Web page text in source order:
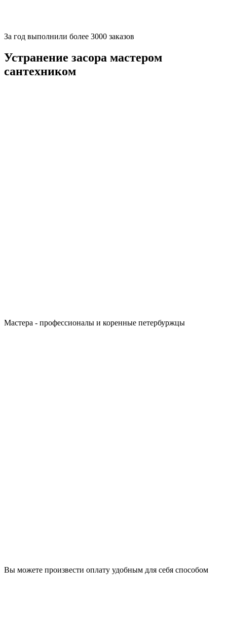
За год выполнили более 3000 заказов
Устранение засора мастером
сантехником
Мастера - профессионалы и коренные петербуржцы
Вы можете произвести оплату удобным для себя способом